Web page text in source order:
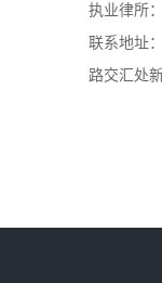
执业律所
联系地址
路交汇处